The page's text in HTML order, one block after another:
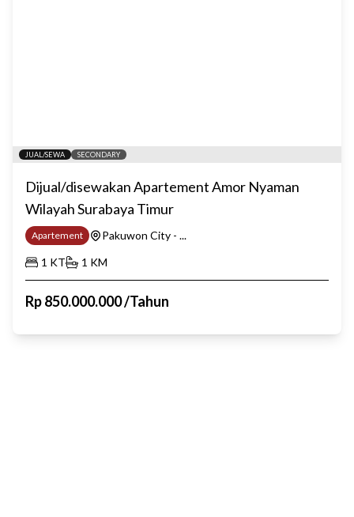
JUAL/SEWA SECONDARY
Dijual/disewakan Apartement Amor Nyaman
Wilayah Surabaya Timur
Apartement
Pakuwon City - ...
1 KT 1 KM
Rp850.000.000/Tahun